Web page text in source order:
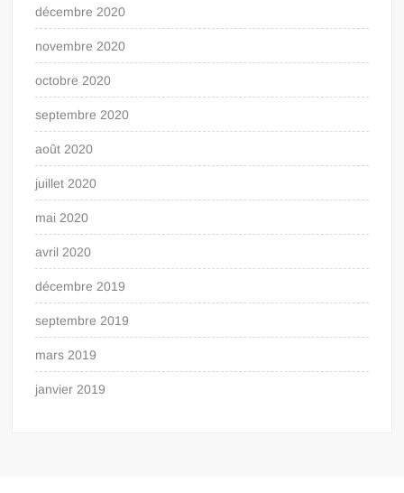
décembre 2020
novembre 2020
octobre 2020
septembre 2020
août 2020
juillet 2020
mai 2020
avril 2020
décembre 2019
septembre 2019
mars 2019
janvier 2019